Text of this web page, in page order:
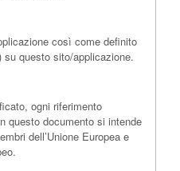
così come definito
questo sito/applicazione.
ogni riferimento
questo documento si intende
dell’Unione Europea e